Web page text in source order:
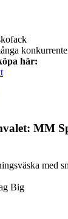
här:
MM
med